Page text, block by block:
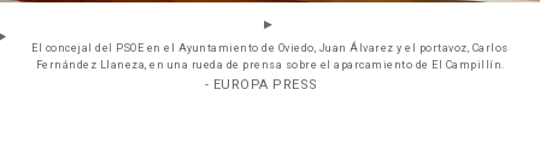
El concejal del PSOE en el Ayuntamiento de Oviedo, Juan Álvarez y el portavoz, Carlos
Fernández Llaneza, en una rueda de prensa sobre el aparcamiento de El Campillín.
- EUROPA PRESS